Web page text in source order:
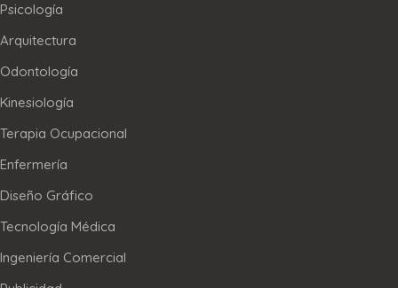
Psicología
Arquitectura
Odontología
Kinesiología
Terapia Ocupacional
Enfermería
Diseño Gráfico
Tecnología Médica
Ingeniería Comercial